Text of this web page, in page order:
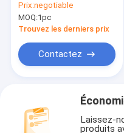
SP01 750kg IP68 C3
pour plate-forme,
balance de paillasse,
mV/V
Prix:negotiable
MOQ:1pc
Trouvez les derniers prix
Contactez
Laissez-
produits